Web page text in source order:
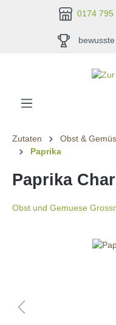
0174 795
Zutaten Obst &
Paprika
Paprika
Obst und Gemuese
Bildergalerie überspringen